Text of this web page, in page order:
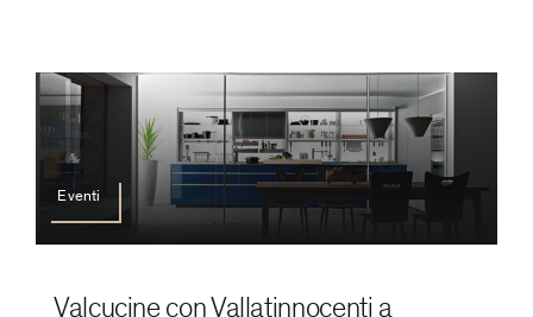
Eventi
Valcucine con Vallatinnocenti a